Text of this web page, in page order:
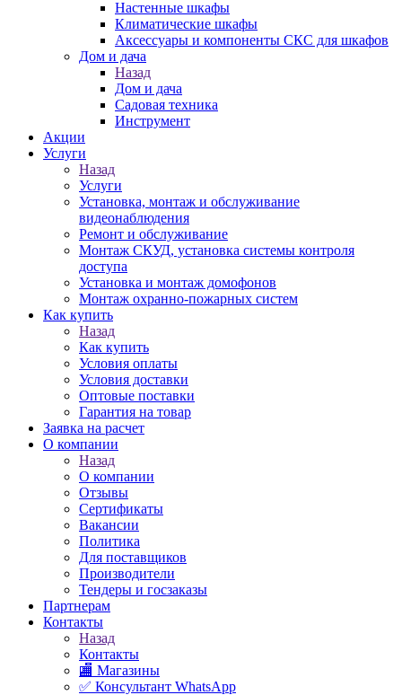
Настенные шкафы
Климатические шкафы
Аксессуары и компоненты СКС для шкафов
Дом и дача
Назад
Дом и дача
Садовая техника
Инструмент
Акции
Услуги
Назад
Услуги
Установка, монтаж и обслуживание
видеонаблюдения
Ремонт и обслуживание
Монтаж СКУД, установка системы контроля
доступа
Установка и монтаж домофонов
Монтаж охранно-пожарных систем
Как купить
Назад
Как купить
Условия оплаты
Условия доставки
Оптовые поставки
Гарантия на товар
Заявка на расчет
О компании
Назад
О компании
Отзывы
Сертификаты
Вакансии
Политика
Для поставщиков
Производители
Тендеры и госзаказы
Партнерам
Контакты
Назад
Контакты
🏬 Магазины
✅️ Консультант WhatsApp